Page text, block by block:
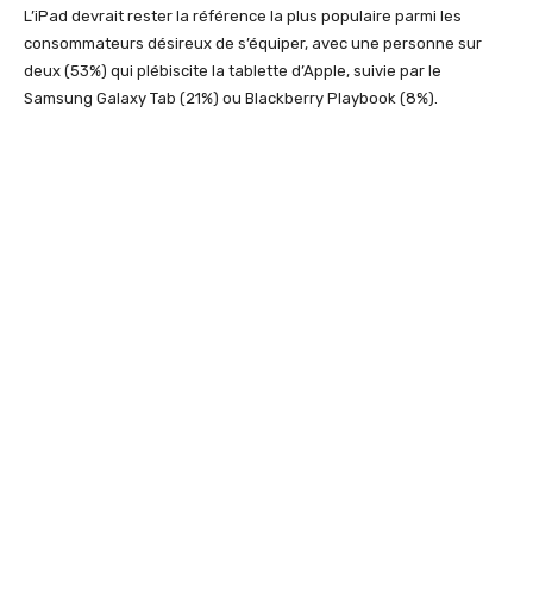
L’iPad devrait rester la référence la plus populaire parmi les
consommateurs désireux de s’équiper, avec une personne sur
deux (53%) qui plébiscite la tablette d’Apple, suivie par le
Samsung Galaxy Tab (21%) ou Blackberry Playbook (8%).